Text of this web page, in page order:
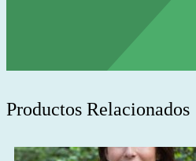
Productos Relacionados